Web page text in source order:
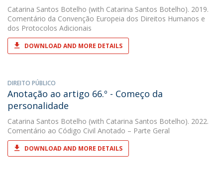
Catarina Santos Botelho (with Catarina Santos Botelho). 2019.
Comentário da Convenção Europeia dos Direitos Humanos e
dos Protocolos Adicionais
DOWNLOAD AND MORE DETAILS
DIREITO PÚBLICO
Anotação ao artigo 66.º - Começo da
personalidade
Catarina Santos Botelho (with Catarina Santos Botelho). 2022.
Comentário ao Código Civil Anotado – Parte Geral
DOWNLOAD AND MORE DETAILS